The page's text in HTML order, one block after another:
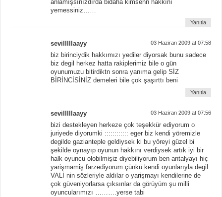
anlamışsınızdırda bidaha kimsenn hakkını
yemessiniz……
Yanıtla
sevilllllaayy 03 Haziran 2009 at 07:58
biz birinciydik hakkımızı yediler diyorsak bunu sadece
biz degil herkez hatta rakiplerimiz bile o gün
oyunumuzu bitirdiktn sonra yanıma gelip SİZ
BİRİNCİSİNİZ demeleri bile çok şaşırttı beni
Yanıtla
sevilllllaayy 03 Haziran 2009 at 07:56
bizi destekleyen herkeze çok teşekkür ediyorum o
juriyede diyorumki :::::::::::: eger biz kendi yöremizle
degilde gazianteple geldiysek ki bu yöreyi güzel bi
şekilde oynayıp oyunun hakkını verdiysek artık iyi bir
halk oyuncu olobilmişiz diyebiliyorum ben antalyayı hiç
yarişmamiş farzediyorum çünkü kendi oyunlarıyla degil
VALİ nin sözleriyle aldılar o yarişmayı kendilerine de
çok güveniyorlarsa çıksınlar da görüyüm şu milli
oyuncularımızı ……….yerse tabi